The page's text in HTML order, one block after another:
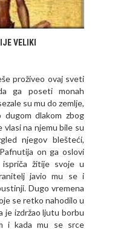
VELIKI
proživeo ovaj sveti
ga poseti monah
su mu do zemlje,
dlakom zbog
na njemu bile su
njegov blešteći,
on ga oslovi
žitije svoje u
javio mu se i
Dugo vremena
se retko nahodilo u
je izdržao ljutu borbu
i kada mu se srce